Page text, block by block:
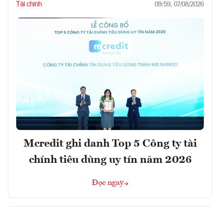
Tài chính 09:59, 07/08/2026
Mcredit ghi danh Top 5 Công ty tài
chính tiêu dùng uy tín năm 2026
Đọc ngay